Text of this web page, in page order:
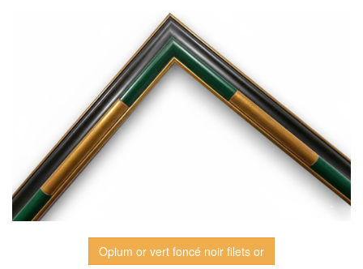
Opium or vert foncé noir filets or